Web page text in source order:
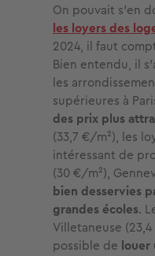
On pouvait s’en
les loyers des
2024, il faut
Bien entendu, il
les
supérieures à
des prix plus
(33,7 €/m²), les
intéressant de
(30 €/m²),
bien desservies
grandes écoles.
Villetaneuse
possible de louer